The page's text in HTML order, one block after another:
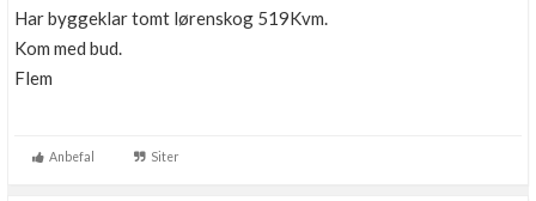
Har byggeklar tomt lørenskog 519Kvm.
Kom med bud.
Flem
Anbefal Siter